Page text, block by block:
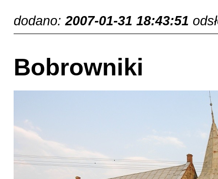
dodano:2007-01-31 18:43:51
Bobrowniki